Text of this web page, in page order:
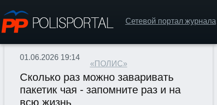
Сетевой портал журнала
«ПОЛИС»
01.06.2026 19:14
Сколько раз можно заваривать
пакетик чая - запомните раз и на
всю жизнь